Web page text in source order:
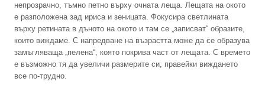
непрозрачно, тъмно петно върху очната леща. Лещата на окото
е разположена зад ириса и зеницата. Фокусира светлината
върху ретината в дъното на окото и там се „записват“ образите,
които виждаме. С напредване на възрастта може да се образува
замъгляваща „пелена“, която покрива част от лещата. С времето
е възможно тя да увеличи размерите си, правейки виждането
все по-трудно.